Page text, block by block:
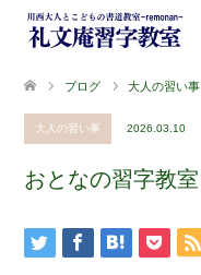
ブログ 大人の習い事
大人の習い事 2026.03.10
おとなの習字教室